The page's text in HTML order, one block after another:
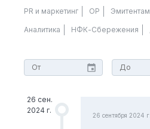
PR и маркетинг ОР Эмитентам
Аналитика НФК-Сбережения
26 сен.
2024 г.
26 сентября 2024 г.